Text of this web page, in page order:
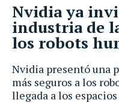
Nvidia presentó una
más seguros a los
llegada a los
Nvidia ya
industria de
los robots